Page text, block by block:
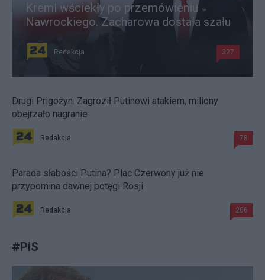
Kreml wściekły po przemówieniu
Nawrockiego. Zacharowa dostała szału
Redakcja 327
Drugi Prigożyn. Zagroził Putinowi atakiem, miliony
obejrzało nagranie
Redakcja 78
Parada słabości Putina? Plac Czerwony już nie
przypomina dawnej potęgi Rosji
Redakcja 206
#PiS